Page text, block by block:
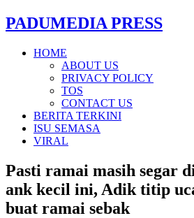
PADUMEDIA PRESS
HOME
ABOUT US
PRIVACY POLICY
TOS
CONTACT US
BERITA TERKINI
ISU SEMASA
VIRAL
Pasti ramai masih segar
ank kecil ini, Adik titip
buat ramai sebak